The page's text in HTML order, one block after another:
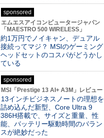
sponsored
エムエスアイコンピュータージャパン
「MAESTRO 500 WIRELESS」
約1万円でノイキャン、デュアル
接続ってマジ？ MSIのゲーミング
ヘッドセットのコスパがどうかし
ている
sponsored
MSI「Prestige 13 AI+ A3M」レビュー
13インチビジネスノートの理想を
詰め込んだ新型、Core Ultra 9
386H搭載で、サイズと重量、性
能、バッテリー駆動時間のバラン
スが絶妙だった